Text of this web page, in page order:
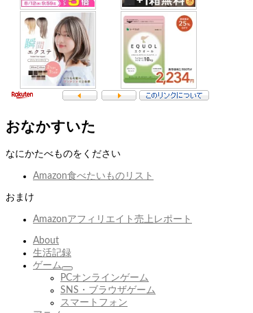
おなかすいた
なにかたべものをください
Amazon食べたいものリスト
おまけ
Amazonアフィリエイト売上レポート
About
生活記録
ゲーム
サ
ブ
メ
PCオンラインゲーム
SNS・ブラウザゲーム
スマートフォン